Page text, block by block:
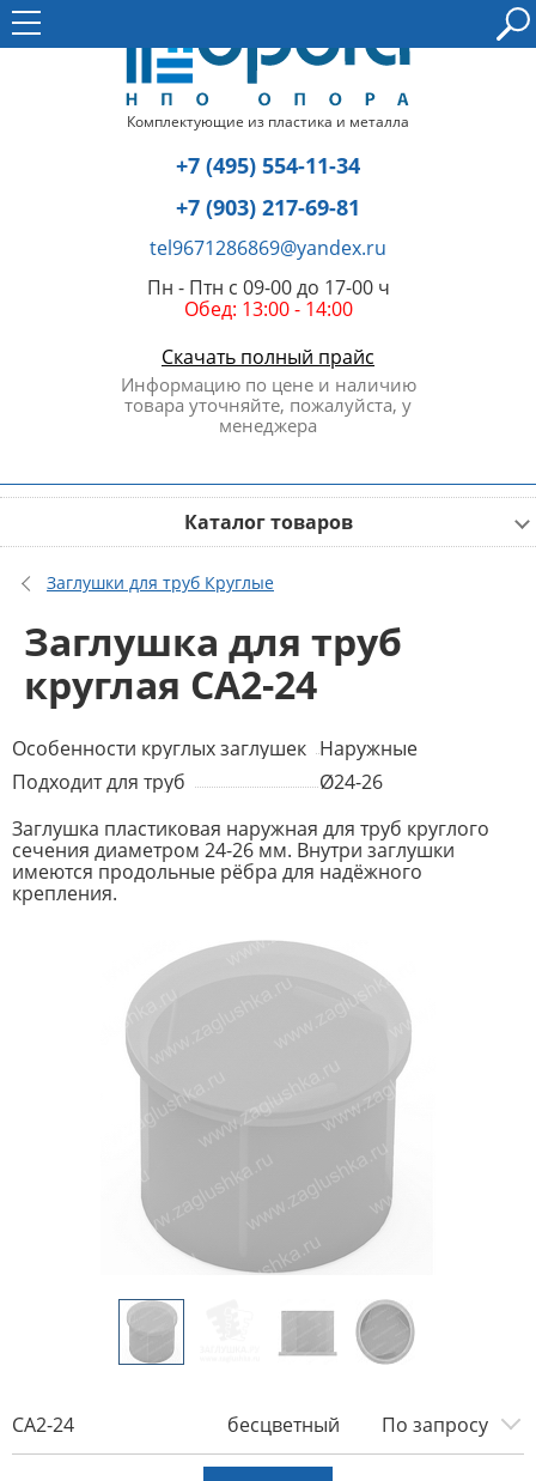
Комплектующие из пластика и металла
+7 (495) 554-11-34
+7 (903) 217-69-81
tel9671286869@yandex.ru
Пн - Птн с 09-00 до 17-00 ч
Обед: 13:00 - 14:00
Скачать полный прайс
Информацию по цене и наличию
товара уточняйте, пожалуйста, у
менеджера
Каталог товаров
Заглушки для труб Круглые
Заглушка для труб
круглая CA2-24
Особенности круглых заглушек Наружные
Подходит для труб
Ø24-26
Заглушка пластиковая наружная для труб круглого
сечения диаметром 24-26 мм. Внутри заглушки
имеются продольные рёбра для надёжного
крепления.
CA2-24 бесцветный По запросу